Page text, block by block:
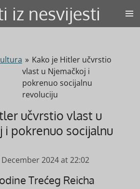
iz nesvijesti
» Kako je Hitler učvrstio
vlast u Njemačkoj i
pokrenuo socijalnu
revoluciju
učvrstio vlast u
i pokrenuo socijalnu
2024 at 22:02
Trećeg Reicha